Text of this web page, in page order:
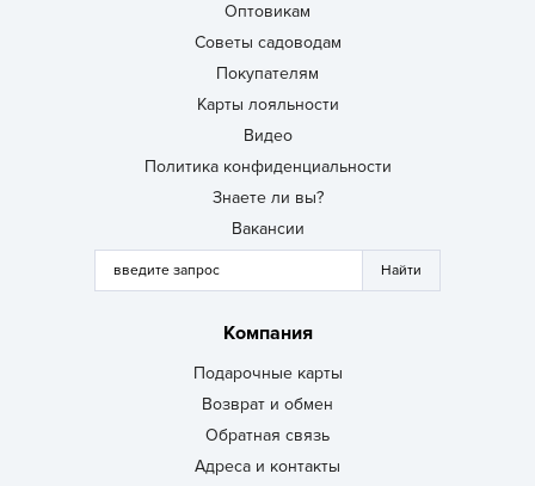
Оптовикам
Советы садоводам
Покупателям
Карты лояльности
Видео
Политика конфиденциальности
Знаете ли вы?
Вакансии
Компания
Подарочные карты
Возврат и обмен
Обратная связь
Адреса и контакты